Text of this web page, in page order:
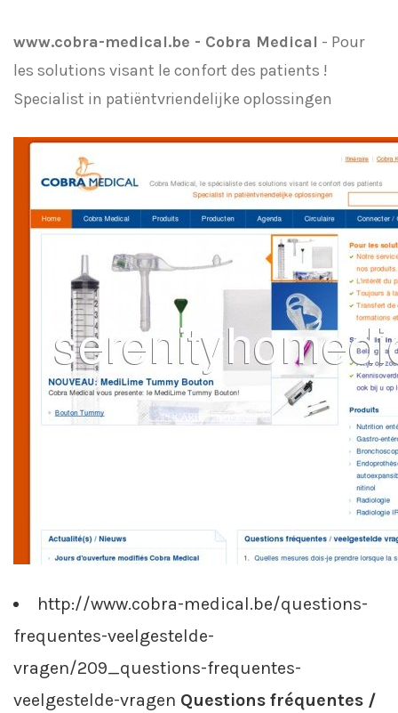
www.cobra-medical.be - Cobra Medical - Pour
les solutions visant le confort des patients !
Specialist in patiëntvriendelijke oplossingen
http://www.cobra-medical.be/questions-
frequentes-veelgestelde-
vragen/209_questions-frequentes-
veelgestelde-vragen Questions fréquentes /